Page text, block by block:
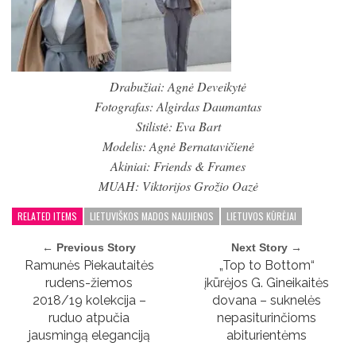
Drabužiai: Agnė Deveikytė
Fotografas: Algirdas Daumantas
Stilistė: Eva Bart
Modelis: Agnė Bernatavičienė
Akiniai: Friends & Frames
MUAH: Viktorijos Grožio Oazė
RELATED ITEMS LIETUVIŠKOS MADOS NAUJIENOS LIETUVOS KŪRĖJAI
← Previous Story
Ramunės Piekautaitės
rudens-žiemos
2018/19 kolekcija –
ruduo atpučia
jausmingą eleganciją
Next Story →
„Top to Bottom“
įkūrėjos G. Gineikaitės
dovana – suknelės
nepasiturinčioms
abiturientėms